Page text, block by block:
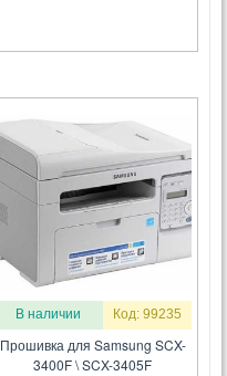
В наличии Код: 99235
Прошивка для Samsung SCX-
3400F \ SCX-3405F